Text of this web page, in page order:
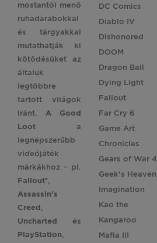
mostantól menő
ruhadarabokkal
és tárgyakkal
mutathatják ki
kötődésüket az
általuk
legtöbbre
tartott világok
iránt.A Good
Loot a
legnépszerűbb
videójáték
márkákhoz – pl.
Fallout®,
Assassin's
Creed,
Uncharted és
PlayStation,
DC Comics
Diablo IV
Dishonored
DOOM
Dragon Ball
Dying Light
Fallout
Far Cry 6
Game Art
Chronicles
Gears of War 4
Geek's Heaven
Imagination
Kao the
Kangaroo
Mafia III